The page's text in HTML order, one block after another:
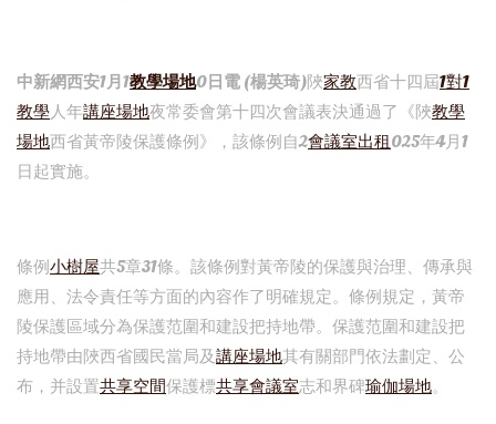
中新網西安1月1教學場地0日電 (楊英琦)陜家教西省十四屆1對1
教學人年講座場地夜常委會第十四次會議表決通過了《陜教學
場地西省黃帝陵保護條例》，該條例自2會議室出租025年4月1
日起實施。
條例小樹屋共5章31條。該條例對黃帝陵的保護與治理、傳承與
應用、法令責任等方面的內容作了明確規定。條例規定，黃帝
陵保護區域分為保護范圍和建設把持地帶。保護范圍和建設把
持地帶由陜西省國民當局及講座場地其有關部門依法劃定、公
布，并設置共享空間保護標共享會議室志和界碑瑜伽場地。